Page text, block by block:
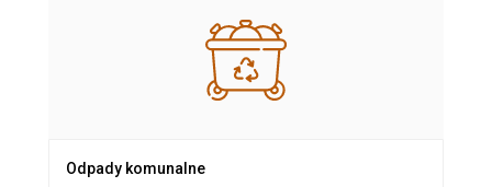
Odpady komunalne